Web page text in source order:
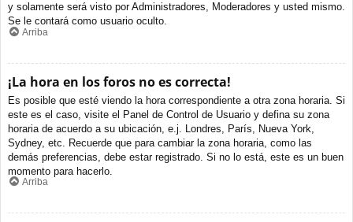
y solamente será visto por Administradores, Moderadores y usted mismo.
Se le contará como usuario oculto.
Arriba
¡La hora en los foros no es correcta!
Es posible que esté viendo la hora correspondiente a otra zona horaria. Si
este es el caso, visite el Panel de Control de Usuario y defina su zona
horaria de acuerdo a su ubicación, e.j. Londres, París, Nueva York,
Sydney, etc. Recuerde que para cambiar la zona horaria, como las
demás preferencias, debe estar registrado. Si no lo está, este es un buen
momento para hacerlo.
Arriba